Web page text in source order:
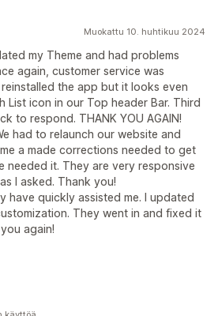
Muokattu 10. huhtikuu 2024
my Theme and had problems
again, customer service was
the app but it looks even
List icon in our Top header Bar. Third
to respond. THANK YOU AGAIN!
had to relaunch our website and
a made corrections needed to get
needed it. They are very responsive
I asked. Thank you!
have quickly assisted me. I updated
They went in and fixed it
again!